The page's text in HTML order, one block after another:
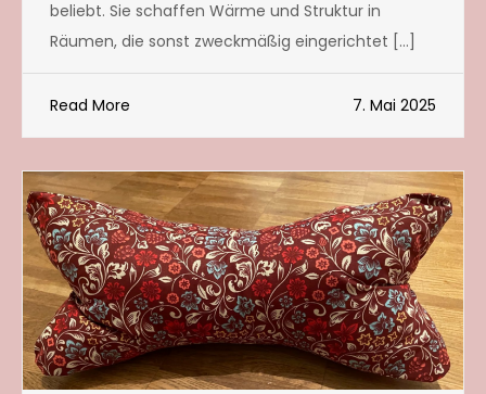
beliebt. Sie schaffen Wärme und Struktur in
Räumen, die sonst zweckmäßig eingerichtet […]
Read More 7. Mai 2025